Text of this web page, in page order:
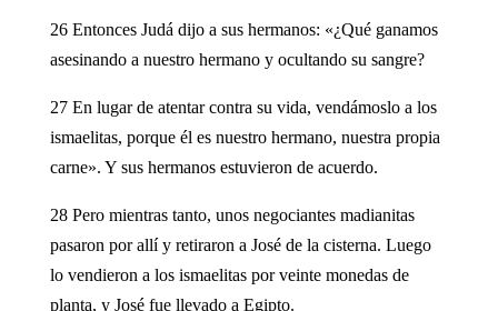
26 Entonces Judá dijo a sus hermanos: «¿Qué ganamos
asesinando a nuestro hermano y ocultando su sangre?
27 En lugar de atentar contra su vida, vendámoslo a los
ismaelitas, porque él es nuestro hermano, nuestra propia
carne». Y sus hermanos estuvieron de acuerdo.
28 Pero mientras tanto, unos negociantes madianitas
pasaron por allí y retiraron a José de la cisterna. Luego
lo vendieron a los ismaelitas por veinte monedas de
planta, y José fue llevado a Egipto.